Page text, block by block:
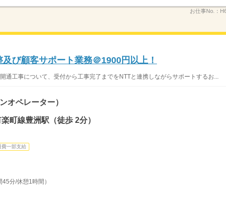
お仕事No.：
び顧客サポート業務＠1900円以上！
通工事について、受付から工事完了までをNTTと連携しながらサポートするお...
オペレーター）
町線豊洲駅（徒歩 2分）
費一部支給
分/休憩1時間）